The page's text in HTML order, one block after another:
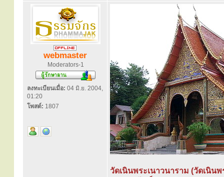
webmaster
Moderators-1
ลงทะเบียนเมื่อ: 04 มิ.ย. 2004,
01:20
โพสต์: 1807
วัดเนินพระเนาวนาราม (วัดเนินพ